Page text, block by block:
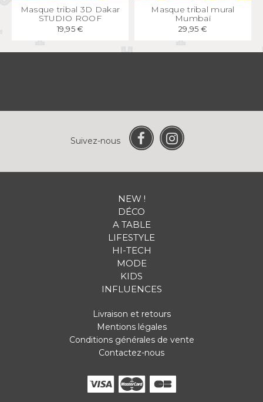
APERÇU RAPIDE
Masque tribal 3D Dakar
STUDIO ROOF
19,95 €
APERÇU RAPIDE
Masque tribal mural
Mumbaï
29,95 €
Suivez-nous
NEW !
DÉCO
A TABLE
LIFESTYLE
HI-TECH
MODE
KIDS
INFLUENCES
Livraison et retours
Mentions légales
Conditions générales de vente
Contactez-nous